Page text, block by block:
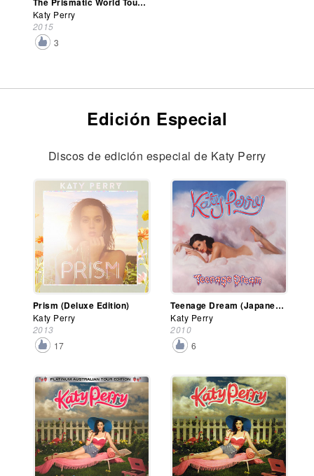
Katy Perry
2015
3
Edición Especial
Discos de edición especial de Katy Perry
Prism (Deluxe Edition)
Katy Perry
2013
17
Teenage Dream (Japanese Edition)
Katy Perry
2010
6